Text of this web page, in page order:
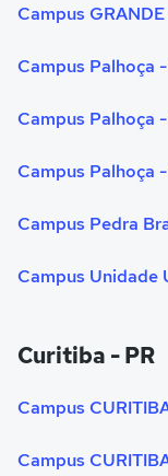
Campus
Campus Palhoça
Campus Palhoça
Campus Palhoça
Campus Pedra
Campus Unidade
Curitiba - PR
Campus
Campus